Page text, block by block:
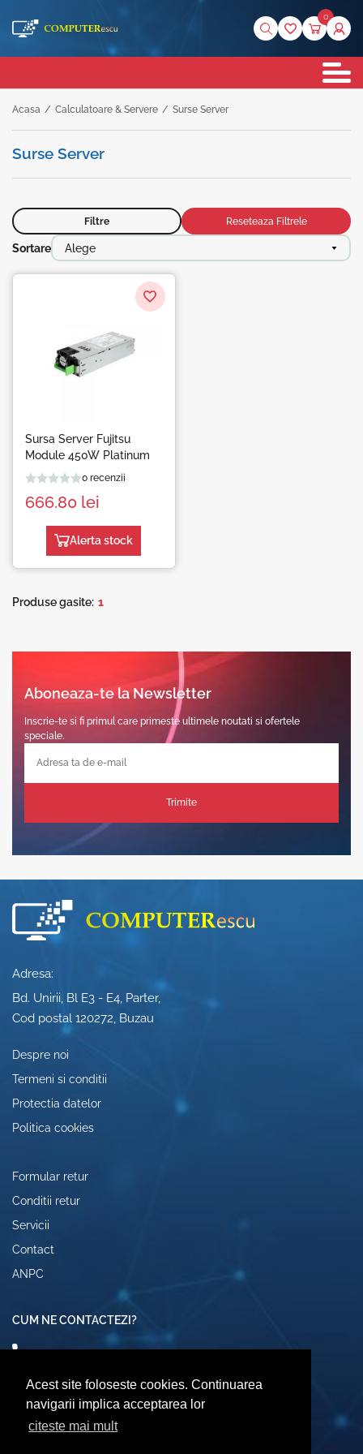
Acest site foloseste cookies. Continuarea
navigarii implica acceptarea lor
citeste mai mult
0
Acasa / Calculatoare & Servere / Surse Server
Surse Server
Filtre Reseteaza Filtrele
Sortare Alege
Sursa Server Fujitsu
Module 450W Platinum
0 recenzii
666.80 lei
Alerta stock
Produse gasite: 1
Aboneaza-te la Newsletter
Inscrie-te si fi primul care primeste ultimele noutati si ofertele
speciale.
Trimite
Adresa:
Bd. Unirii, Bl E3 - E4, Parter,
Cod postal 120272, Buzau
Despre noi
Termeni si conditii
Protectia datelor
Politica cookies
Formular retur
Conditii retur
Servicii
Contact
ANPC
CUM NE CONTACTEZI?
0742072474
comenzi@computerescu.ro
URMARESTE-NE SI PE